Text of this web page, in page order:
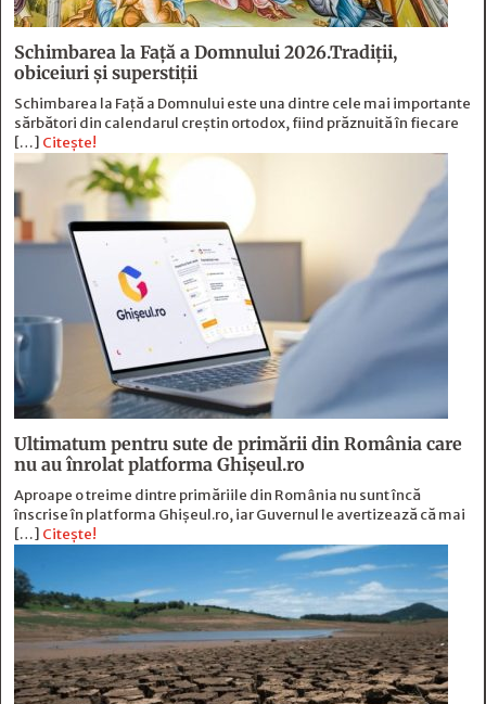
Schimbarea la Față a Domnului 2026.Tradiții,
obiceiuri și superstiții
Schimbarea la Față a Domnului este una dintre cele mai importante
sărbători din calendarul creștin ortodox, fiind prăznuită în fiecare
[…] Citește!
Ultimatum pentru sute de primării din România care
nu au înrolat platforma Ghișeul.ro
Aproape o treime dintre primăriile din România nu sunt încă
înscrise în platforma Ghișeul.ro, iar Guvernul le avertizează că mai
[…] Citește!